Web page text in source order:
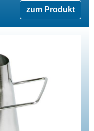
zum Produkt